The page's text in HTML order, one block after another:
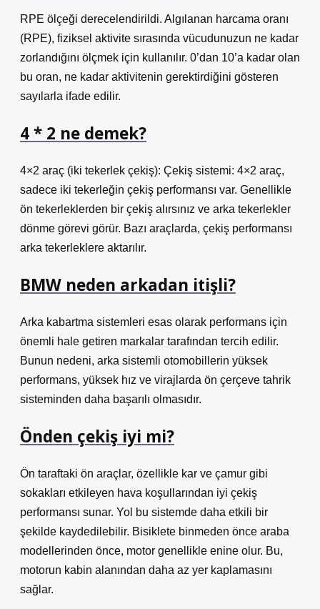
RPE ölçeği derecelendirildi. Algılanan harcama oranı
(RPE), fiziksel aktivite sırasında vücudunuzun ne kadar
zorlandığını ölçmek için kullanılır. 0’dan 10’a kadar olan
bu oran, ne kadar aktivitenin gerektirdiğini gösteren
sayılarla ifade edilir.
4 * 2 ne demek?
4×2 araç (iki tekerlek çekiş): Çekiş sistemi: 4×2 araç,
sadece iki tekerleğin çekiş performansı var. Genellikle
ön tekerleklerden bir çekiş alırsınız ve arka tekerlekler
dönme görevi görür. Bazı araçlarda, çekiş performansı
arka tekerleklere aktarılır.
BMW neden arkadan itişli?
Arka kabartma sistemleri esas olarak performans için
önemli hale getiren markalar tarafından tercih edilir.
Bunun nedeni, arka sistemli otomobillerin yüksek
performans, yüksek hız ve virajlarda ön çerçeve tahrik
sisteminden daha başarılı olmasıdır.
Önden çekiş iyi mi?
Ön taraftaki ön araçlar, özellikle kar ve çamur gibi
sokakları etkileyen hava koşullarından iyi çekiş
performansı sunar. Yol bu sistemde daha etkili bir
şekilde kaydedilebilir. Bisiklete binmeden önce araba
modellerinden önce, motor genellikle enine olur. Bu,
motorun kabin alanından daha az yer kaplamasını
sağlar.